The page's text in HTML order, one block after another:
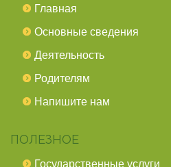
Главная
Основные сведения
Деятельность
Родителям
Напишите нам
ПОЛЕЗНОЕ
Государственные услуги